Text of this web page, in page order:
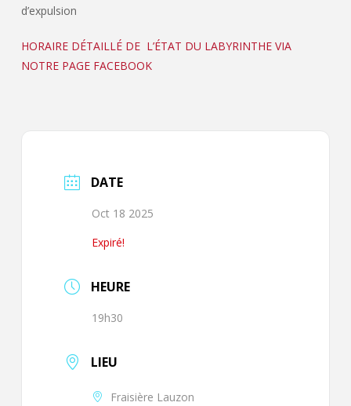
d’expulsion
HORAIRE DÉTAILLÉ DE L’ÉTAT DU LABYRINTHE VIA
NOTRE PAGE FACEBOOK
DATE
Oct 18 2025
Expiré!
HEURE
19h30
LIEU
Fraisière Lauzon